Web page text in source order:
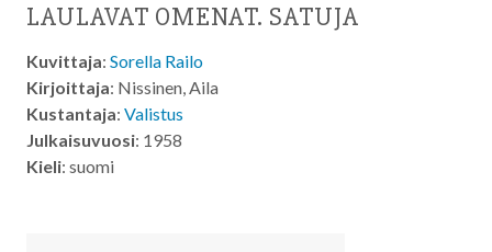
LAULAVAT OMENAT. SATUJA
Kuvittaja: Sorella Railo
Kirjoittaja: Nissinen, Aila
Kustantaja: Valistus
Julkaisuvuosi: 1958
Kieli: suomi